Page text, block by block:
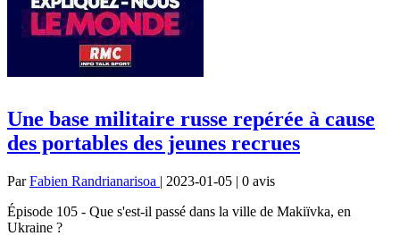
Une base militaire russe repérée à cause
des portables des jeunes recrues
ParFabien Randrianarisoa | 2023-01-05 | 0 avis
Épisode 105 - Que s'est-il passé dans la ville de Makiïvka, en
Ukraine ?